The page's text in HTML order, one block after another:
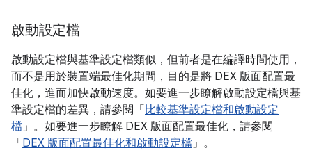
啟動設定檔
啟動設定檔與基準設定檔類似，但前者是在編譯時間使用，
而不是用於裝置端最佳化期間，目的是將 DEX 版面配置最
佳化，進而加快啟動速度。如要進一步瞭解啟動設定檔與基
準設定檔的差異，請參閱「 比較基準設定檔和啟動設定
檔」。如要進一步瞭解 DEX 版面配置最佳化，請參閱
「 DEX 版面配置最佳化和啟動設定檔」。